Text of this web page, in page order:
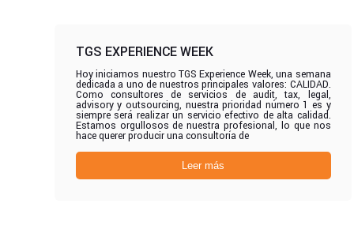
TGS EXPERIENCE WEEK
Hoy iniciamos nuestro TGS Experience Week, una semana
dedicada a uno de nuestros principales valores: CALIDAD.
Como consultores de servicios de audit, tax, legal,
advisory y outsourcing, nuestra prioridad número 1 es y
siempre será realizar un servicio efectivo de alta calidad.
Estamos orgullosos de nuestra profesional, lo que nos
hace querer producir una consultoría de
Leer más